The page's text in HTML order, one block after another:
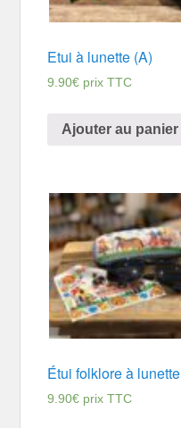
Etui à lunette (A)
9.90€ prix TTC
Ajouter au panier
Étui folklore à lunette
9.90€ prix TTC